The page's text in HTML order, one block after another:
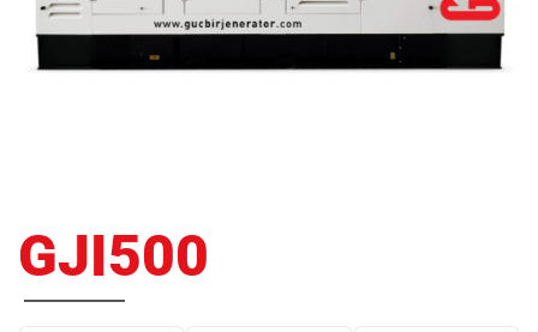
GJI500